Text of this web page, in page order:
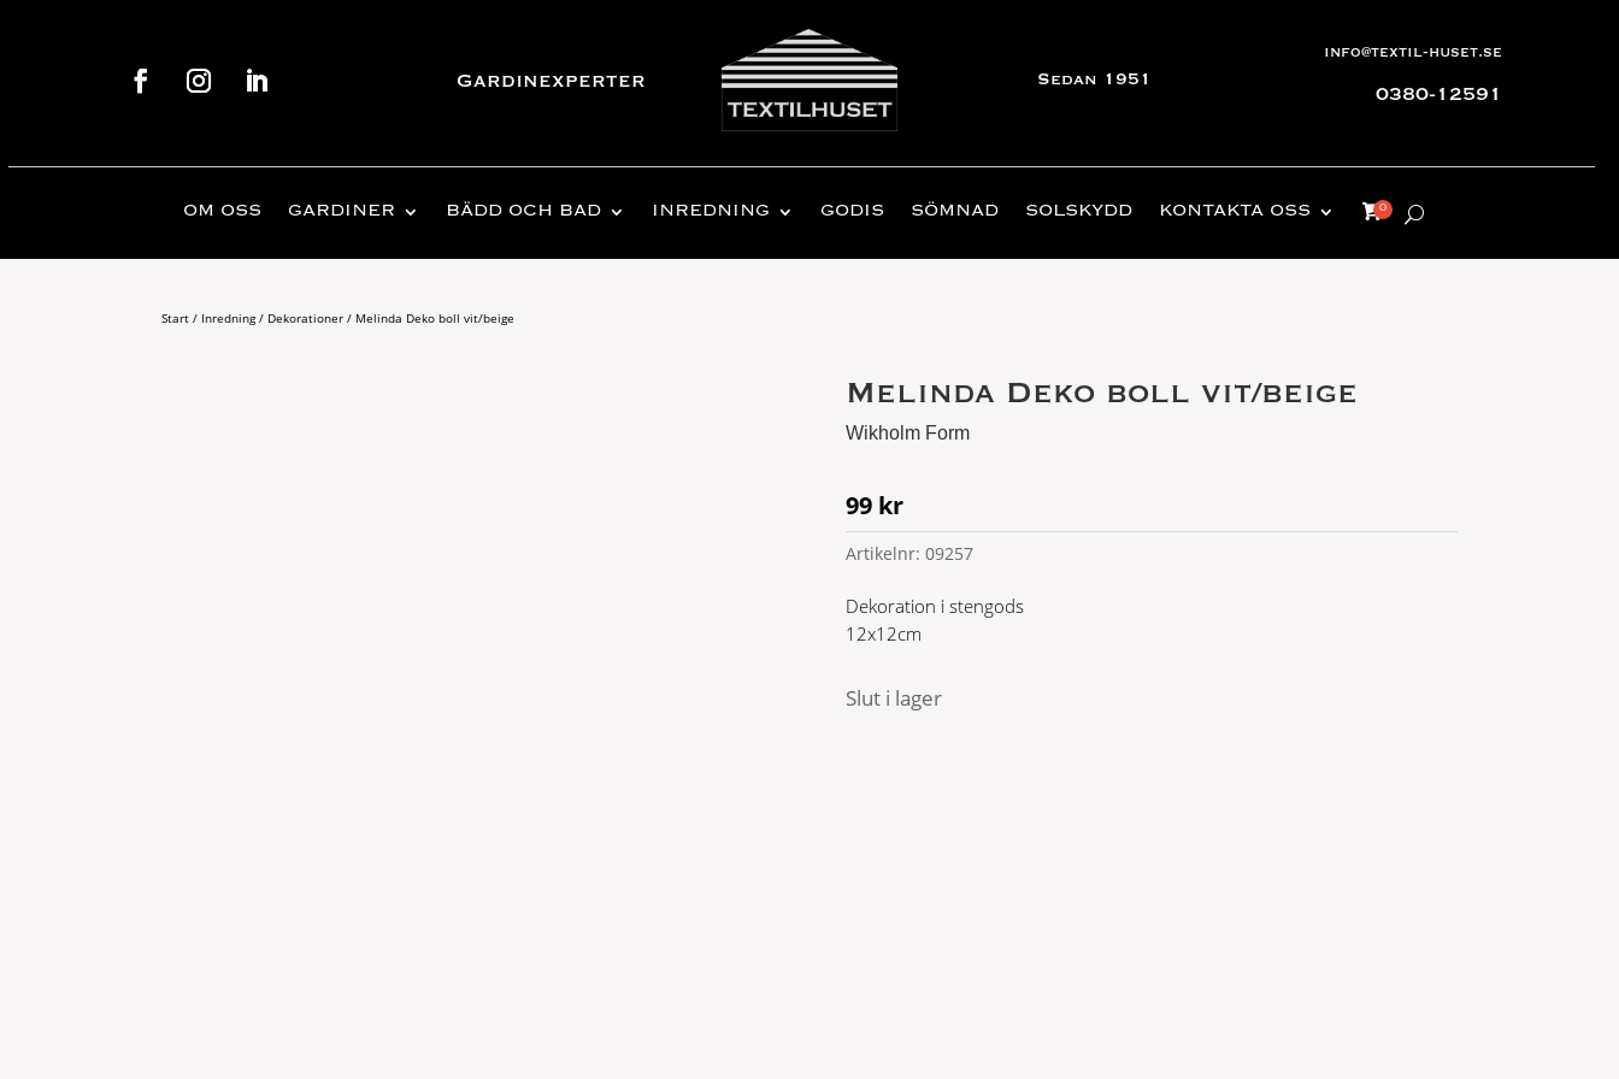
Gardinexperter Sedan 1951
info@textil-huset.se
0380-12591
OM OSS GARDINER BÄDD OCH BAD INREDNING GODIS SÖMNAD SOLSKYDD KONTAKTA OSS
Start / Inredning/ Dekorationer / Melinda Deko boll vit/beige
Melinda Deko boll vit/beige
Wikholm Form
99 kr
Artikelnr: 09257
Dekoration i stengods
12x12cm
Slut i lager